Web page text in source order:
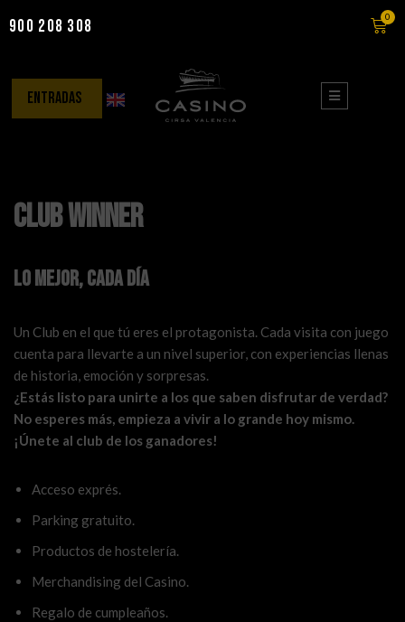
contenido
900 208 308 0
entradas
Club Winner
lo mejor, cada día
Un Club en el que tú eres el protagonista. Cada visita con juego
cuenta para llevarte a un nivel superior, con experiencias llenas
de historia, emoción y sorpresas.
¿Estás listo para unirte a los que saben disfrutar de verdad?
No esperes más, empieza a vivir a lo grande hoy mismo.
¡Únete al club de los ganadores!
Acceso exprés.
Parking gratuito.
Productos de hostelería.
Merchandising del Casino.
Regalo de cumpleaños.